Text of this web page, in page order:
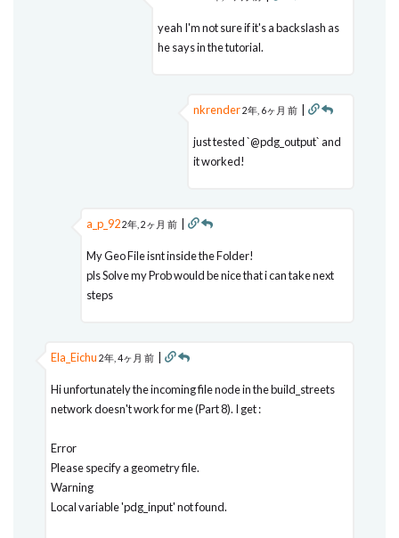
yeah I'm not sure if it's a backslash as
he says in the tutorial.
nkrender2年, 6ヶ月 前 |
just tested `@pdg_output` and
it worked!
a_p_922年, 2ヶ月 前 |
My Geo File isnt inside the Folder!
pls Solve my Prob would be nice that i can take next
steps
Ela_Eichu 2年, 4ヶ月 前 |
Hi unfortunately the incoming file node in the build_streets
network doesn't work for me (Part 8). I get :
Error
Please specify a geometry file.
Warning
Local variable 'pdg_input' not found.